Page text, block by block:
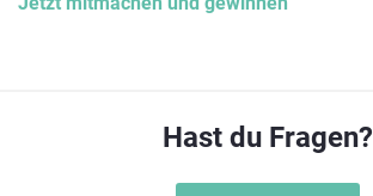
Hast du Fragen?